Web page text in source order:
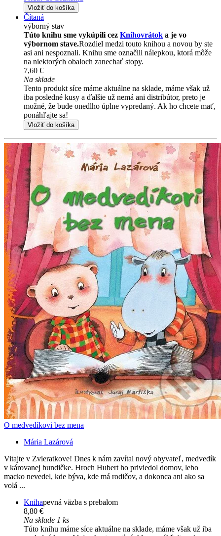
Vložiť do košíka
Čítaná
výborný stav
Túto knihu sme vykúpili cez Knihovrátok a je vo
výbornom stave.Rozdiel medzi touto knihou a novou by ste
asi ani nespoznali. Knihu sme označili nálepkou, ktorá môže
na niektorých obaloch zanechať stopy.
7,60 €
Na sklade
Tento produkt síce máme aktuálne na sklade, máme však už
iba posledné kusy a ďalšie už nemá ani distribútor, preto je
možné, že bude onedlho úplne vypredaný. Ak ho chcete mať,
ponáhľajte sa!
Vložiť do košíka
O medvedíkovi bez mena
Mária Lazárová
Vitajte v Zvieratkove! Dnes k nám zavítal nový obyvateľ, medvedík
v károvanej bundičke. Hroch Hubert ho priviedol domov, lebo
macko nevedel, kde býva, kde má rodičov, a dokonca ani ako sa
volá ...
Knihapevná väzba s prebalom
8,80 €
Na sklade 1 ks
Túto knihu máme síce aktuálne na sklade, máme však už iba